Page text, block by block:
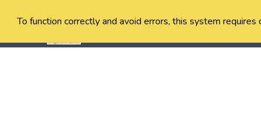
To function correctly and avoid errors, this system